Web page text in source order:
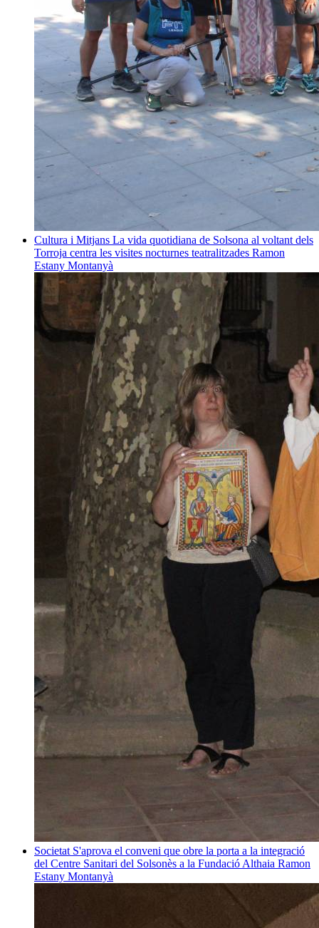
Cultura i Mitjans La vida quotidiana de Solsona al voltant dels
Torroja centra les visites nocturnes teatralitzades Ramon
Estany Montanyà
Societat S'aprova el conveni que obre la porta a la integració
del Centre Sanitari del Solsonès a la Fundació Althaia Ramon
Estany Montanyà